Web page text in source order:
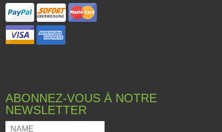
ABONNEZ-VOUS À NOTRE
NEWSLETTER